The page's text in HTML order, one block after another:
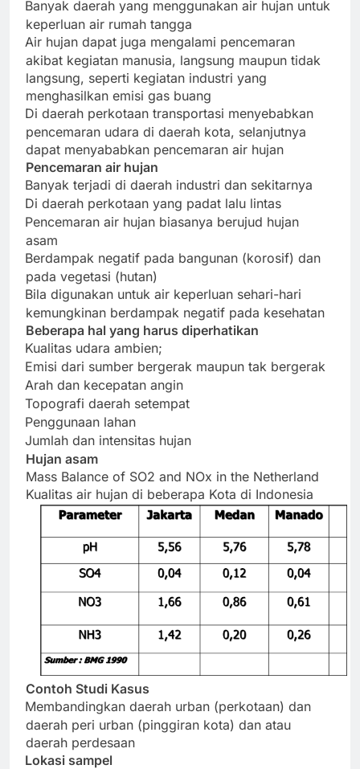
Banyak daerah yang menggunakan air hujan untuk
keperluan air rumah tangga
Air hujan dapat juga mengalami pencemaran
akibat kegiatan manusia, langsung maupun tidak
langsung, seperti kegiatan industri yang
menghasilkan emisi gas buang
Di daerah perkotaan transportasi menyebabkan
pencemaran udara di daerah kota, selanjutnya
dapat menyababkan pencemaran air hujan
Pencemaran air hujan
Banyak terjadi di daerah industri dan sekitarnya
Di daerah perkotaan yang padat lalu lintas
Pencemaran air hujan biasanya berujud hujan
asam
Berdampak negatif pada bangunan (korosif) dan
pada vegetasi (hutan)
Bila digunakan untuk air keperluan sehari-hari
kemungkinan berdampak negatif pada kesehatan
Beberapa hal yang harus diperhatikan
Kualitas udara ambien;
Emisi dari sumber bergerak maupun tak bergerak
Arah dan kecepatan angin
Topografi daerah setempat
Penggunaan lahan
Jumlah dan intensitas hujan
Hujan asam
Mass Balance of SO2 and NOx in the Netherland
Kualitas air hujan di beberapa Kota di Indonesia
Contoh Studi Kasus
Membandingkan daerah urban (perkotaan) dan
daerah peri urban (pinggiran kota) dan atau
daerah perdesaan
Lokasi sampel